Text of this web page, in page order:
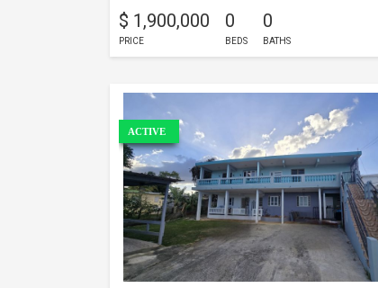
$ 1,900,000
PRICE
0
BEDS
0
BATHS
ACTIVE